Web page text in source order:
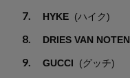
7. HYKE (ハイク)
8. DRIES VAN NOTEN
9. GUCCI (グッチ)